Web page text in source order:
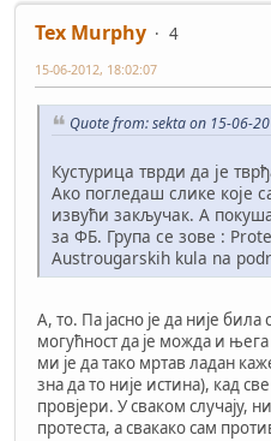
Tex Murphy
4
15-06-2012, 18:02:07
Quote from: sekta on 15-06-
Кустурица тврди да је
Ако погледаш слике које
извући закључак. А
за ФБ. Група се зове :
Austrougarskih kula na
А, то. Па јасно је да није
могућност да је можда и
ми је да тако мртав ладан
зна да то није истина), кад
провјери. У сваком случају,
протеста, а свакако сам